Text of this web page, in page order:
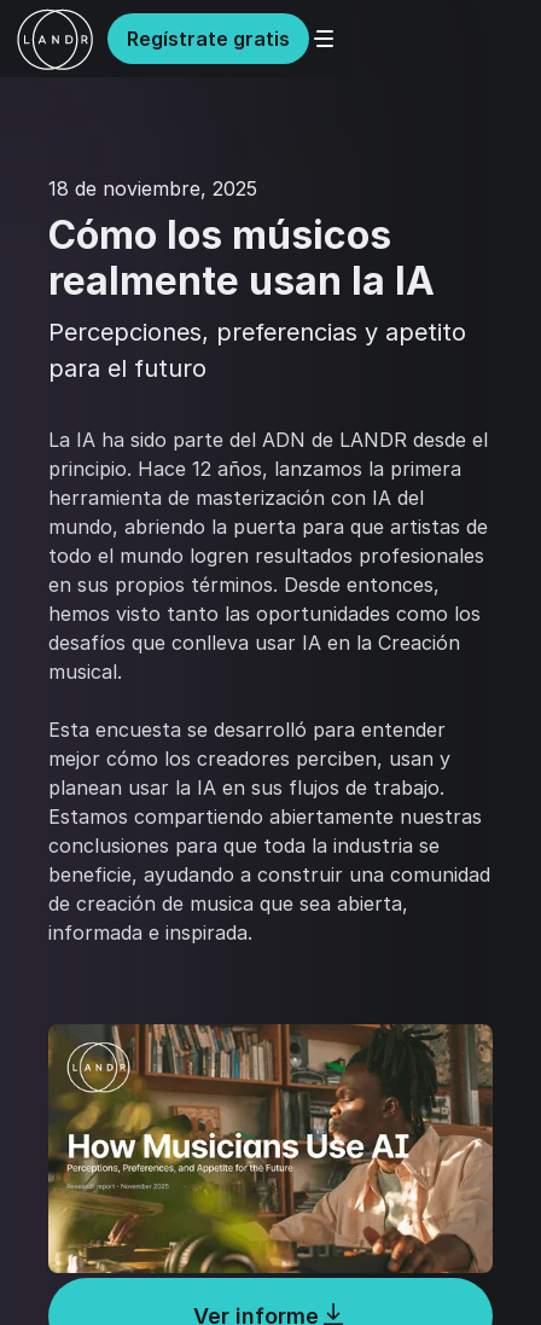
Regístrate gratis
18 de noviembre, 2025
Cómo los músicos
realmente usan la IA
Percepciones, preferencias y apetito
para el futuro
La IA ha sido parte del ADN de LANDR desde el
principio. Hace 12 años, lanzamos la primera
herramienta de masterización con IA del
mundo, abriendo la puerta para que artistas de
todo el mundo logren resultados profesionales
en sus propios términos. Desde entonces,
hemos visto tanto las oportunidades como los
desafíos que conlleva usar IA en la Creación
musical.
Esta encuesta se desarrolló para entender
mejor cómo los creadores perciben, usan y
planean usar la IA en sus flujos de trabajo.
Estamos compartiendo abiertamente nuestras
conclusiones para que toda la industria se
beneficie, ayudando a construir una comunidad
de creación de musica que sea abierta,
informada e inspirada.
Ver informe